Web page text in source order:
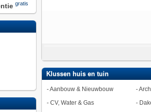
gratis
Klussen huis en tuin
-Aanbouw & Nieuwbouw -
- CV, Water & Gas -